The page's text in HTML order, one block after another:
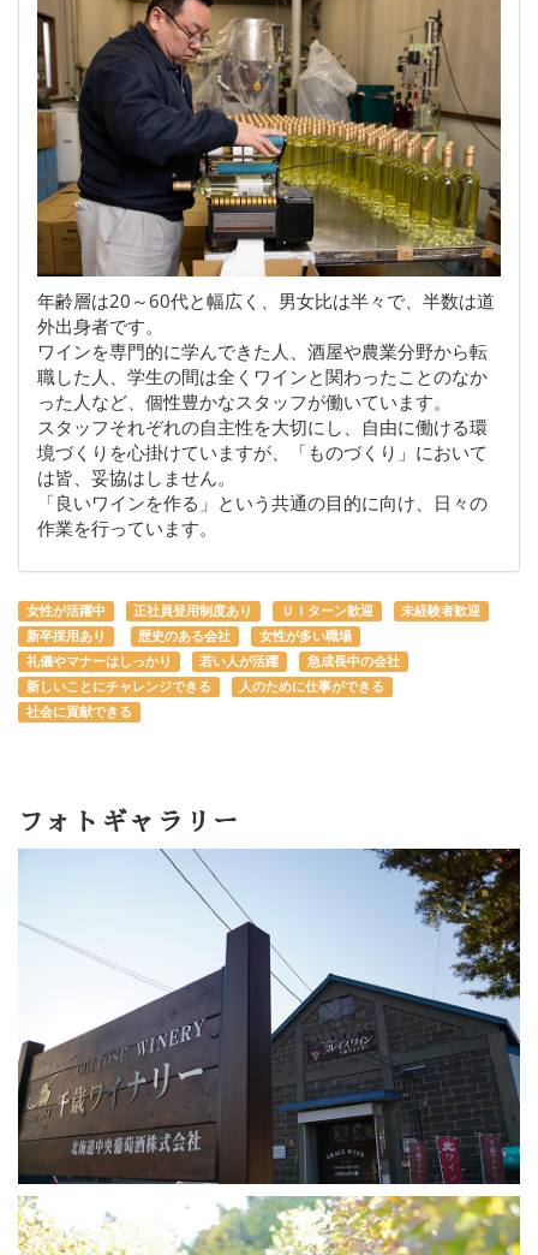
年齢層は20～60代と幅広く、男女比は半々で、半数は道
外出身者です。
ワインを専門的に学んできた人、酒屋や農業分野から転
職した人、学生の間は全くワインと関わったことのなか
った人など、個性豊かなスタッフが働いています。
スタッフそれぞれの自主性を大切にし、自由に働ける環
境づくりを心掛けていますが、「ものづくり」において
は皆、妥協はしません。
「良いワインを作る」という共通の目的に向け、日々の
作業を行っています。
女性が活躍中 正社員登用制度あり ＵＩターン歓迎
未経験者歓迎
新卒採用あり
歴史のある会社
女性が多い職場
礼儀やマナーはしっかり
若い人が活躍
急成長中の会社
新しいことにチャレンジできる
人のために仕事ができる
社会に貢献できる
フォトギャラリー